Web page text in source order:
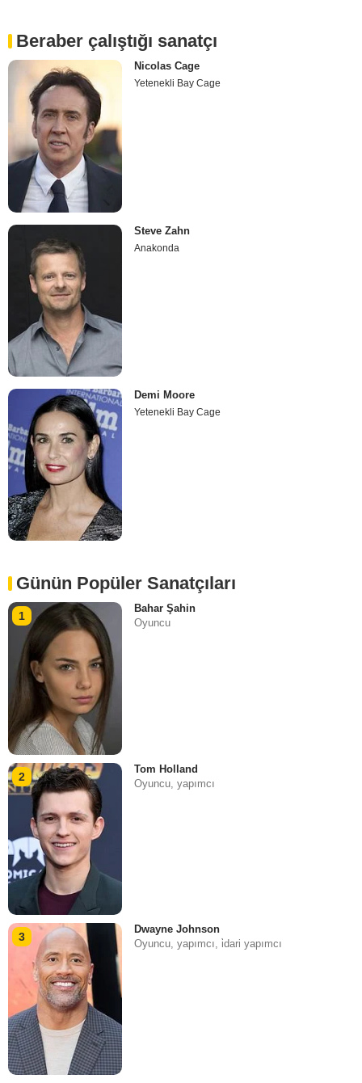
Beraber çalıştığı sanatçı
Nicolas Cage
Yetenekli Bay Cage
Steve Zahn
Anakonda
Demi Moore
Yetenekli Bay Cage
Günün Popüler Sanatçıları
1
Bahar Şahin
Oyuncu
2
Tom Holland
Oyuncu, yapımcı
3
Dwayne Johnson
Oyuncu, yapımcı, i̇dari yapımcı